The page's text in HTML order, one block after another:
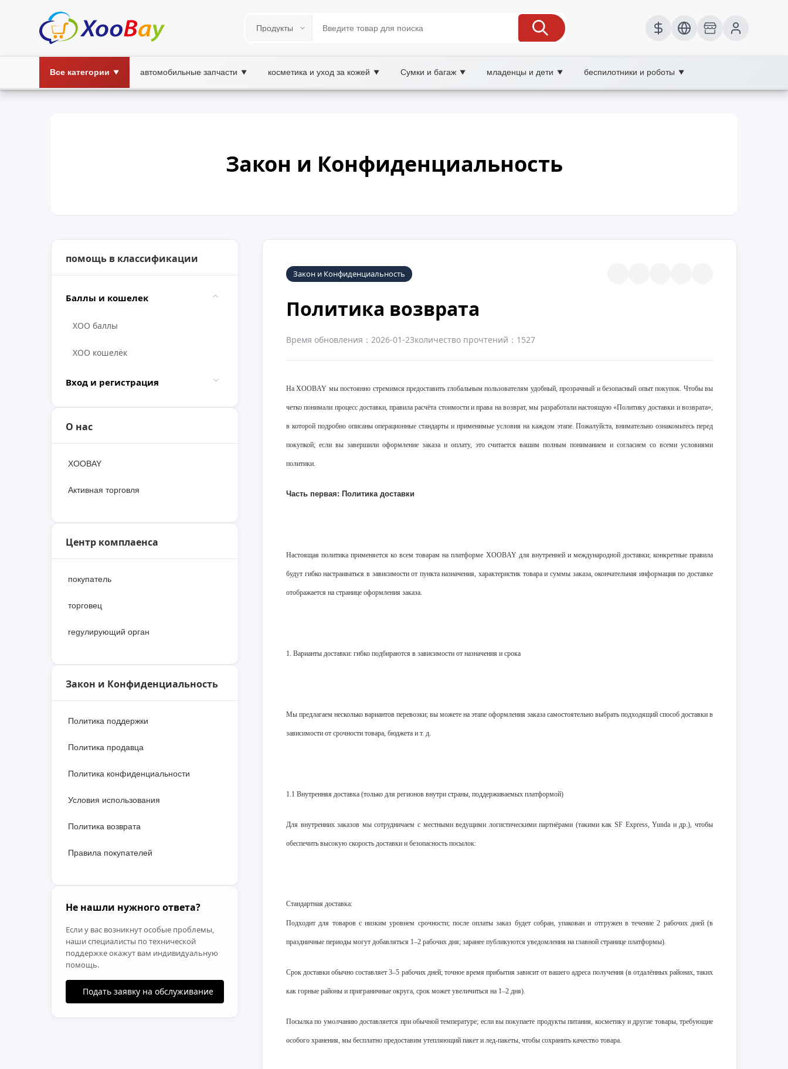
Все категории ▼ автомобильные запчасти ▼ косметика и уход за кожей ▼ Сумки и багаж ▼ младенцы и дети ▼ беспилотники и роботы ▼
Закон и Конфиденциальность
помощь в классификации
Баллы и кошелек
XOO баллы
XOO кошелёк
Вход и регистрация
О нас
XOOBAY
Активная торговля
Центр комплаенса
покупатель
торговец
regулирующий орган
Закон и Конфиденциальность
Политика поддержки
Политика продавца
Политика конфиденциальности
Условия использования
Политика возврата
Правила покупателей
Не нашли нужного ответа?
Если у вас возникнут особые проблемы,
наши специалисты по технической
поддержке окажут вам индивидуальную
помощь.
Подать заявку на обслуживание
Закон и Конфиденциальность
Политика возврата
Время обновления：2026-01-23количество прочтений：1527
На XOOBAY мы постоянно стремимся предоставить глобальным пользователям удобный, прозрачный и безопасный опыт покупок. Чтобы вы
четко понимали процесс доставки, правила расчёта стоимости и права на возврат, мы разработали настоящую «Политику доставки и возврата»,
в которой подробно описаны операционные стандарты и применимые условия на каждом этапе. Пожалуйста, внимательно ознакомьтесь перед
покупкой; если вы завершили оформление заказа и оплату, это считается вашим полным пониманием и согласием со всеми условиями
политики.
Часть первая: Политика доставки
Настоящая политика применяется ко всем товарам на платформе XOOBAY для внутренней и международной доставки; конкретные правила
будут гибко настраиваться в зависимости от пункта назначения, характеристик товара и суммы заказа, окончательная информация по доставке
отображается на странице оформления заказа.
1. Варианты доставки: гибко подбираются в зависимости от назначения и срока
Мы предлагаем несколько вариантов перевозки; вы можете на этапе оформления заказа самостоятельно выбрать подходящий способ доставки в
зависимости от срочности товара, бюджета и т. д.
1.1 Внутренняя доставка (только для регионов внутри страны, поддерживаемых платформой)
Для внутренних заказов мы сотрудничаем с местными ведущими логистическими партнёрами (такими как SF Express, Yunda и др.), чтобы
обеспечить высокую скорость доставки и безопасность посылок:
Стандартная доставка:
Подходит для товаров с низким уровнем срочности; после оплаты заказ будет собран, упакован и отгружен в течение 2 рабочих дней (в
праздничные периоды могут добавляться 1–2 рабочих дня; заранее публикуются уведомления на главной странице платформы).
Срок доставки обычно составляет 3–5 рабочих дней; точное время прибытия зависит от вашего адреса получения (в отдалённых районах, таких
как горные районы и приграничные округа, срок может увеличиться на 1–2 дня).
Посылка по умолчанию доставляется при обычной температуре; если вы покупаете продукты питания, косметику и другие товары, требующие
особого хранения, мы бесплатно предоставим утепляющий пакет и лед-пакеты, чтобы сохранить качество товара.